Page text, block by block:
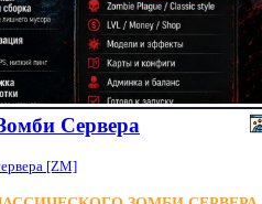
Сервера
[ZM]